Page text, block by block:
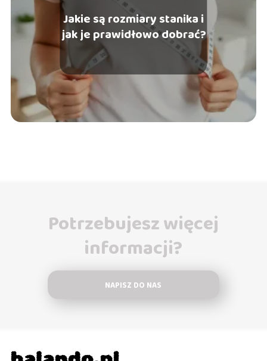
Jakie są rozmiary stanika i
jak je prawidłowo dobrać?
Potrzebujesz więcej
informacji?
NAPISZ DO NAS